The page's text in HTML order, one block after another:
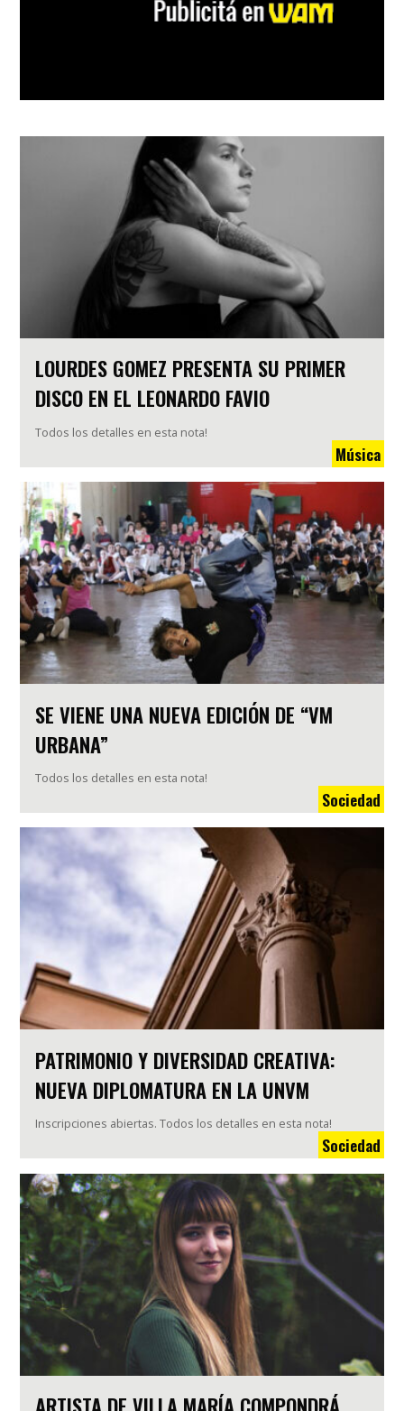
LOURDES GOMEZ PRESENTA SU PRIMER
DISCO EN EL LEONARDO FAVIO
Todos los detalles en esta nota!
Música
SE VIENE UNA NUEVA EDICIÓN DE “VM
URBANA”
Todos los detalles en esta nota!
Sociedad
PATRIMONIO Y DIVERSIDAD CREATIVA:
NUEVA DIPLOMATURA EN LA UNVM
Inscripciones abiertas. Todos los detalles en esta nota!
Sociedad
ARTISTA DE VILLA MARÍA COMPONDRÁ